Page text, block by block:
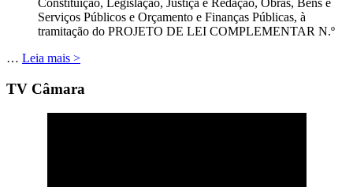
Constituição, Legislação, Justiça e Redação, Obras, Bens e
Serviços Públicos e Orçamento e Finanças Públicas, à
tramitação do PROJETO DE LEI COMPLEMENTAR N.º
… Leia mais >
TV Câmara